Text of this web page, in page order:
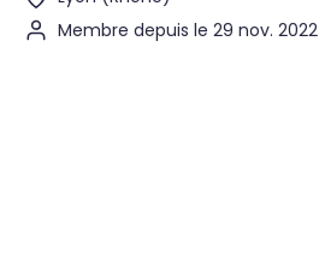
Membre depuis le 29 nov. 2022